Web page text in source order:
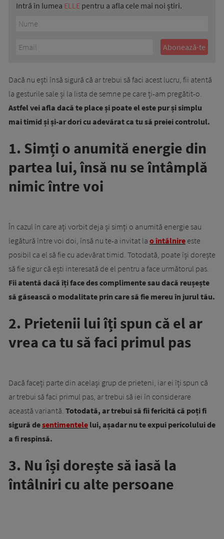
Intră în lumea ELLE pentru a afla cele mai noi știri.
Dacă nu ești însă sigură că ar trebui să faci acest lucru, fii atentă
la gesturile sale și la lista de semne pe care ți-am pregătit-o.
Astfel vei afla dacă te place și poate el este pur și simplu
mai timid și și-ar dori cu adevărat ca tu să preiei controlul.
1. Simți o anumită energie din
partea lui, însă nu se întâmplă
nimic între voi
În cazul în care ați vorbit deja și simți o anumită energie sau
legătură între voi doi, însă nu te-a invitat la o întâlnire este
posibil ca el să fie cu adevărat timid. Totodată, poate își dorește
să fie sigur că ești interesată de el pentru a face următorul pas.
Fii atentă dacă îți face des complimente sau dacă reușește
să găsească o modalitate prin care să fie mereu în jurul tău.
2. Prietenii lui îți spun că el ar
vrea ca tu să faci primul pas
Dacă faceți parte din același grup de prieteni, iar ei îți spun că
ar trebui să faci primul pas, ar trebui să iei în considerare
această variantă. Totodată, ar trebui să fii fericită că poți fi
sigură desentimentele lui, așadar nu te expui pericolului de
a fi respinsă.
3. Nu își dorește să iasă la
întâlniri cu alte persoane